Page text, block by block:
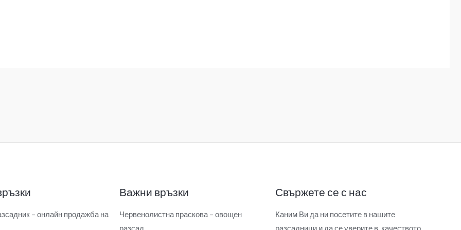
– онлайн продажба на
Важни връзки
Червенолистна праскова – овощен
разсад
Свържете се с нас
Каним Ви да ни посетите в нашите
разсадници и да се уверите в качеството